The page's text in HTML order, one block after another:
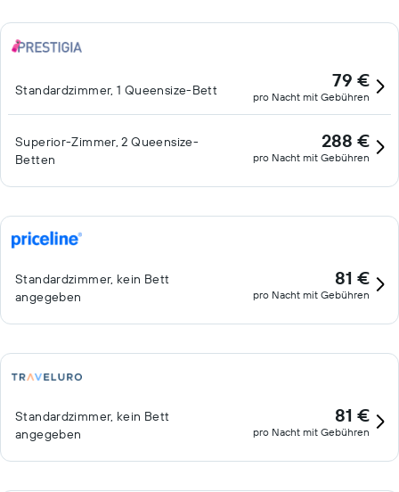
Standardzimmer, 1 Queensize-Bett 79 €
pro Nacht mit Gebühren
Superior-Zimmer, 2 Queensize-
Betten
288 €
pro Nacht mit Gebühren
Standardzimmer, kein Bett
angegeben
81 €
pro Nacht mit Gebühren
Standardzimmer, kein Bett
angegeben
81 €
pro Nacht mit Gebühren